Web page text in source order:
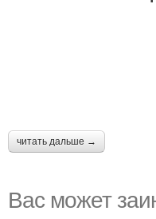
читать дальше →
Вас может